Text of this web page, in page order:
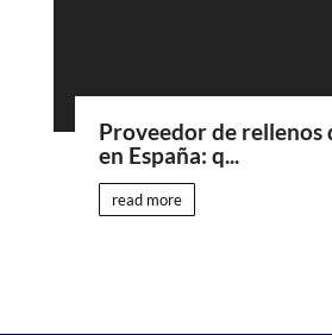
Proveedor de rellenos
en España: q...
read more